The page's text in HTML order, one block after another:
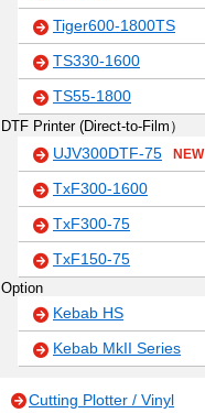
Tiger600-1800TS
TS330-1600
TS55-1800
DTF Printer (Direct-to-Film）
UJV300DTF-75 NEW
TxF300-1600
TxF300-75
TxF150-75
Option
Kebab HS
Kebab MkII Series
Cutting Plotter / Vinyl